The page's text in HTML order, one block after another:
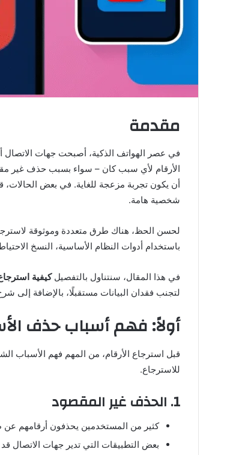
مقدمة
في عصر الهواتف الذكية، أصبحت جهات الاتصال
الأرقام لأي سبب كان – سواء بسبب حذف غير
أن يكون تجربة مزعجة للغاية. في بعض الحالات،
شخصية هامة.
لحسن الحظ، هناك طرق متعددة وموثوقة
باستخدام أدوات النظام الأساسية، النسخ
في هذا المقال، سنتناول بالتفصيلكيفية
لتجنب فقدان البيانات مستقبلًا، بالإضافة إلى
أولاً: فهم أسباب حذف
قبل استرجاع الأرقام، من المهم فهم الأسباب
للاسترجاع.
1. الحذف غير المقصود
كثير من المستخدمين يحذفون أرقامهم عن
بعض التطبيقات التي تدير جهات الاتصال